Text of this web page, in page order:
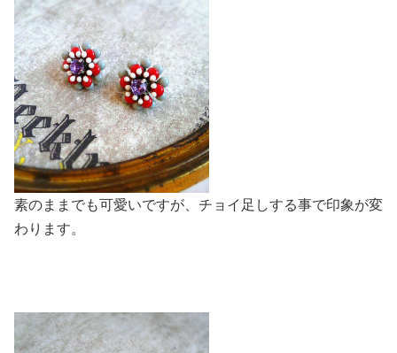
素のままでも可愛いですが、チョイ足しする事で印象が変
わります。